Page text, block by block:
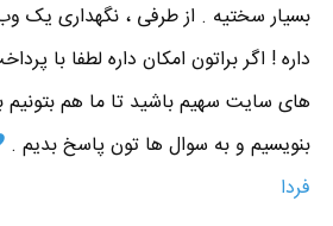
بسیار سختیه . از طرفی ، نگهداری
داره ! اگر براتون امکان داره لطفا با
های سایت سهیم باشید تا ما هم بتونیم
بنویسیم و به سوال ها تون پاسخ بدیم .
فردا